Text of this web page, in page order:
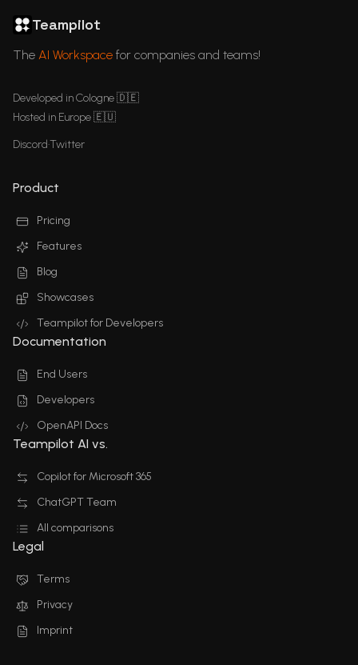
Teampilot
The AI Workspace for companies and teams!
Developed in Cologne 🇩🇪
Hosted in Europe 🇪🇺
Discord•Twitter
Product
Pricing
Features
Blog
Showcases
Teampilot for Developers
Documentation
End Users
Developers
OpenAPI Docs
Teampilot AI vs.
Copilot for Microsoft 365
ChatGPT Team
All comparisons
Legal
Terms
Privacy
Imprint
ChatGPT in Languages
GDPR Compliant ChatGPT
ChatGPT for business
Articles